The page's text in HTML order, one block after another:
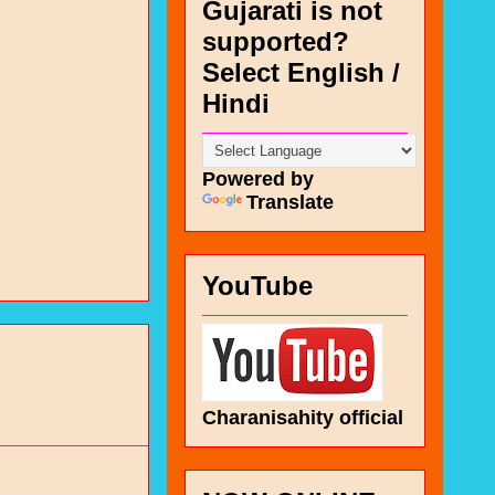
Gujarati is not
supported?
Select English /
Hindi
Powered by
Translate
YouTube
Charanisahity official